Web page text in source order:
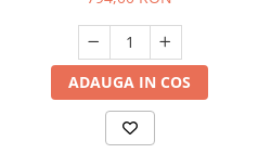
suport
ADAUGA IN COS